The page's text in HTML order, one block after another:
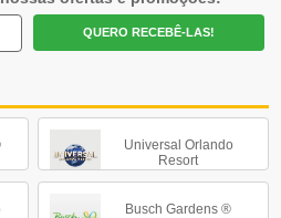
QUERO RECEBÊ-LAS!
Universal Orlando
Resort
Busch Gardens ®